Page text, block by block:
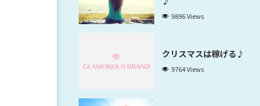
9896 Views
クリスマスは稼げる♪
9764 Views